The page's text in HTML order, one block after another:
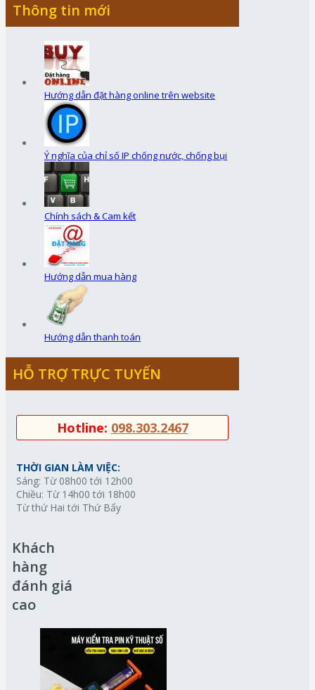
Thông tin mới
Hướng dẫn đặt hàng online trên website
Ý nghĩa của chỉ số IP chống nước, chống bụi
Chính sách & Cam kết
Hướng dẫn mua hàng
Hướng dẫn thanh toán
HỖ TRỢ TRỰC TUYẾN
Hotline: 098.303.2467
THỜI GIAN LÀM VIỆC:
Sáng: Từ 08h00 tới 12h00
Chiều: Từ 14h00 tới 18h00
Từ thứ Hai tới Thứ Bẩy
Khách
hàng
đánh giá
cao